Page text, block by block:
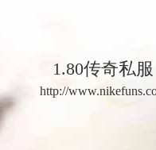
1.80传奇私服
http://